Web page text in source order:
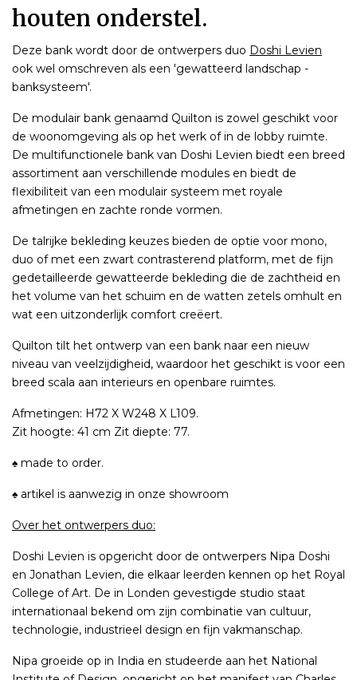
houten onderstel.
Deze bank wordt door de ontwerpers duo Doshi Levien
ook wel omschreven als een 'gewatteerd landschap -
banksysteem'.
De modulair bank genaamd Quilton is zowel geschikt voor
de woonomgeving als op het werk of in de lobby ruimte.
De multifunctionele bank van Doshi Levien biedt een breed
assortiment aan verschillende modules en biedt de
flexibiliteit van een modulair systeem met royale
afmetingen en zachte ronde vormen.
De talrijke bekleding keuzes bieden de optie voor mono,
duo of met een zwart contrasterend platform, met de fijn
gedetailleerde gewatteerde bekleding die de zachtheid en
het volume van het schuim en de watten zetels omhult en
wat een uitzonderlijk comfort creëert.
Quilton tilt het ontwerp van een bank naar een nieuw
niveau van veelzijdigheid, waardoor het geschikt is voor een
breed scala aan interieurs en openbare ruimtes.
Afmetingen: H72 X W248 X L109.
Zit hoogte: 41 cm Zit diepte: 77.
♠ made to order.
♠ artikel is aanwezig in onze showroom
Over het ontwerpers duo:
Doshi Levien is opgericht door de ontwerpers Nipa Doshi
en Jonathan Levien, die elkaar leerden kennen op het Royal
College of Art. De in Londen gevestigde studio staat
internationaal bekend om zijn combinatie van cultuur,
technologie, industrieel design en fijn vakmanschap.
Nipa groeide op in India en studeerde aan het National